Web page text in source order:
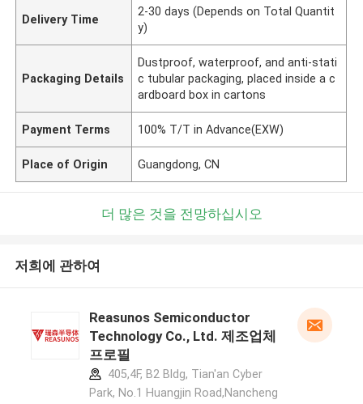
Delivery Time
2-30 days (Depends on Total Quantit
y)
Packaging Details
Dustproof, waterproof, and anti-stati
c tubular packaging, placed inside a c
ardboard box in cartons
Payment Terms 100% T/T in Advance(EXW)
Place of Origin Guangdong, CN
더 많은 것을 전망하십시오
저희에 관하여
Reasunos Semiconductor
Technology Co., Ltd. 제조업체
프로필
405,4F, B2 Bldg, Tian'an Cyber
Park, No.1 Huangjin Road,Nancheng